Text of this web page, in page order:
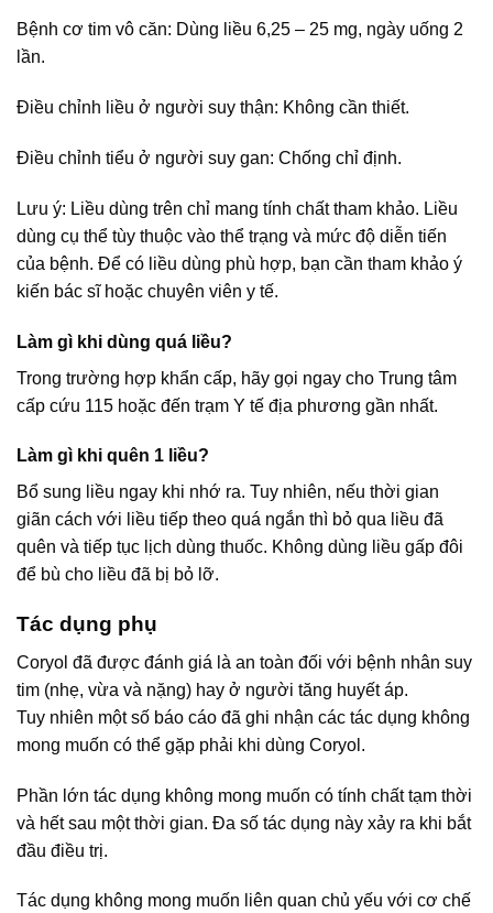
Bệnh cơ tim vô căn: Dùng liều 6,25 – 25 mg, ngày uống 2
lần.
Điều chỉnh liều ở người suy thận: Không cần thiết.
Điều chỉnh tiểu ở người suy gan: Chống chỉ định.
Lưu ý: Liều dùng trên chỉ mang tính chất tham khảo. Liều
dùng cụ thể tùy thuộc vào thể trạng và mức độ diễn tiến
của bệnh. Để có liều dùng phù hợp, bạn cần tham khảo ý
kiến bác sĩ hoặc chuyên viên y tế.
Làm gì khi dùng quá liều?
Trong trường hợp khẩn cấp, hãy gọi ngay cho Trung tâm
cấp cứu 115 hoặc đến trạm Y tế địa phương gần nhất.
Làm gì khi quên 1 liều?
Bổ sung liều ngay khi nhớ ra. Tuy nhiên, nếu thời gian
giãn cách với liều tiếp theo quá ngắn thì bỏ qua liều đã
quên và tiếp tục lịch dùng thuốc. Không dùng liều gấp đôi
để bù cho liều đã bị bỏ lỡ.
Tác dụng phụ
Coryol đã được đánh giá là an toàn đối với bệnh nhân suy
tim (nhẹ, vừa và nặng) hay ở người tăng huyết áp.
Tuy nhiên một số báo cáo đã ghi nhận các tác dụng không
mong muốn có thể gặp phải khi dùng Coryol.
Phần lớn tác dụng không mong muốn có tính chất tạm thời
và hết sau một thời gian. Đa số tác dụng này xảy ra khi bắt
đầu điều trị.
Tác dụng không mong muốn liên quan chủ yếu với cơ chế